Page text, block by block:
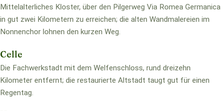
Mittelalterliches Kloster, über den Pilgerweg Via Romea Germanica
in gut zwei Kilometern zu erreichen; die alten Wandmalereien im
Nonnenchor lohnen den kurzen Weg.
Celle
Die Fachwerkstadt mit dem Welfenschloss, rund dreizehn
Kilometer entfernt; die restaurierte Altstadt taugt gut für einen
Regentag.